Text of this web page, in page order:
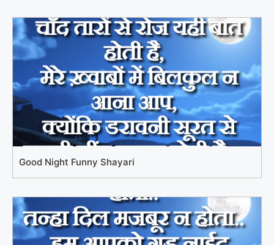
Good Night Funny Shayari